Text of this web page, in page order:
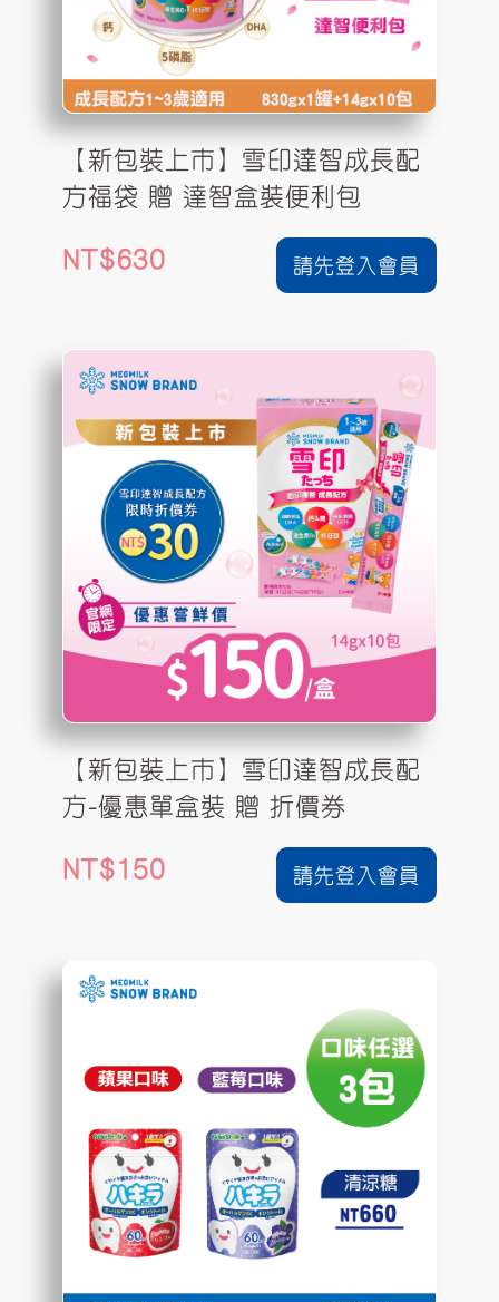
【新包裝上市】雪印達智成長配
方福袋 贈 達智盒裝便利包
630 請先登入會員
【新包裝上市】雪印達智成長配
方-優惠單盒裝 贈 折價券
150 請先登入會員